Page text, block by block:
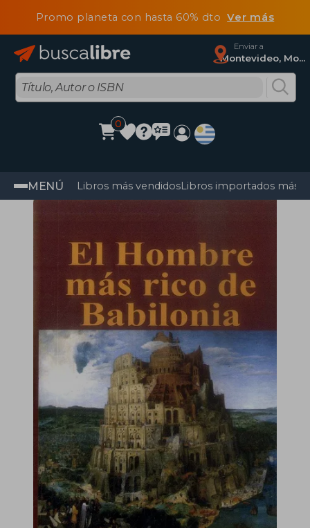
Promo planeta con hasta 60% dtoVer más
Enviar a
Montevideo, Montevideo
0
MENÚ Libros más vendidosLibros importados más